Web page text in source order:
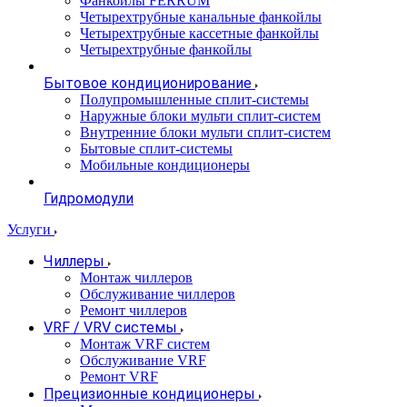
Четырехтрубные канальные фанкойлы
Четырехтрубные кассетные фанкойлы
Четырехтрубные фанкойлы
Бытовое кондиционирование
Полупромышленные сплит-системы
Наружные блоки мульти сплит-систем
Внутренние блоки мульти сплит-систем
Бытовые сплит-системы
Мобильные кондиционеры
Гидромодули
Услуги
Чиллеры
Монтаж чиллеров
Обслуживание чиллеров
Ремонт чиллеров
VRF / VRV системы
Монтаж VRF систем
Обслуживание VRF
Ремонт VRF
Прецизионные кондиционеры